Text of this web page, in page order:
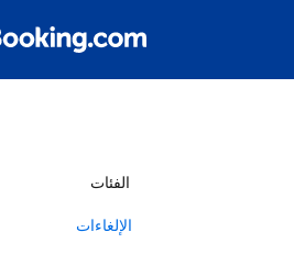
الفئات
الإلغاءات